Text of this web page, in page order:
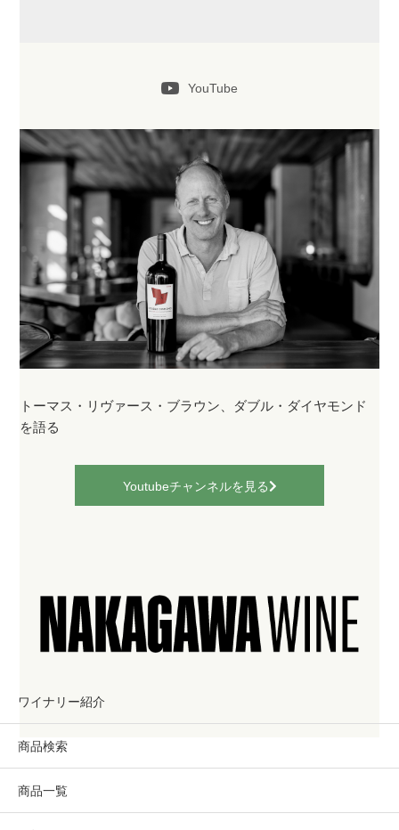
YouTube
トーマス・リヴァース・ブラウン、ダブル・ダイヤモンド
を語る
Youtubeチャンネルを見る
ワイナリー紹介
商品検索
商品一覧